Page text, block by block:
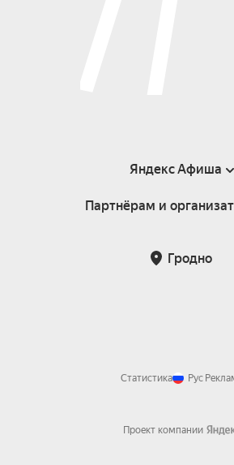
Яндекс Афиша
Справка
Партнёрам и
Гродно
Статистика Рус
Проект компании